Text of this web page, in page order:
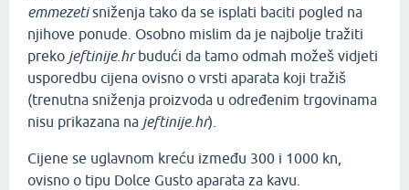
emmezetisniženja tako da se isplati baciti pogled na
njihove ponude. Osobno mislim da je najbolje tražiti
preko jeftinije.hrbudući da tamo odmah možeš vidjeti
usporedbu cijena ovisno o vrsti aparata koji tražiš
(trenutna sniženja proizvoda u određenim trgovinama
nisu prikazana na jeftinije.hr).
Cijene se uglavnom kreću između 300 i 1000 kn,
ovisno o tipu Dolce Gusto aparata za kavu.